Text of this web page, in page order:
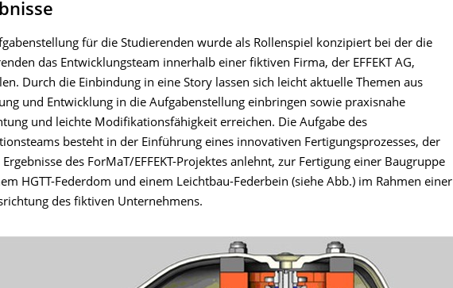
für die Studierenden wurde als Rollenspiel konzipiert bei der die
das Entwicklungsteam innerhalb einer fiktiven Firma, der EFFEKT AG,
Durch die Einbindung in eine Story lassen sich leicht aktuelle Themen aus
und Entwicklung in die Aufgabenstellung einbringen sowie praxisnahe
und leichte Modifikationsfähigkeit erreichen. Die Aufgabe des
besteht in der Einführung eines innovativen Fertigungsprozesses, der
Ergebnisse des ForMaT/EFFEKT-Projektes anlehnt, zur Fertigung einer Baugruppe
HGTT-Federdom und einem Leichtbau-Federbein (siehe Abb.) im Rahmen einer
des fiktiven Unternehmens.